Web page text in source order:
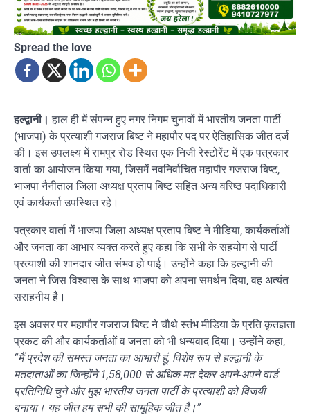
Spread the love
हल्द्वानी।हाल ही में संपन्न हुए नगर निगम चुनावों में भारतीय जनता पार्टी
(भाजपा) के प्रत्याशी गजराज बिष्ट ने महापौर पद पर ऐतिहासिक जीत दर्ज
की। इस उपलक्ष्य में रामपुर रोड स्थित एक निजी रेस्टोरेंट में एक पत्रकार
वार्ता का आयोजन किया गया, जिसमें नवनिर्वाचित महापौर गजराज बिष्ट,
भाजपा नैनीताल जिला अध्यक्ष प्रताप बिष्ट सहित अन्य वरिष्ठ पदाधिकारी
एवं कार्यकर्ता उपस्थित रहे।
पत्रकार वार्ता में भाजपा जिला अध्यक्ष प्रताप बिष्ट ने मीडिया, कार्यकर्ताओं
और जनता का आभार व्यक्त करते हुए कहा कि सभी के सहयोग से पार्टी
प्रत्याशी की शानदार जीत संभव हो पाई। उन्होंने कहा कि हल्द्वानी की
जनता ने जिस विश्वास के साथ भाजपा को अपना समर्थन दिया, वह अत्यंत
सराहनीय है।
इस अवसर पर महापौर गजराज बिष्ट ने चौथे स्तंभ मीडिया के प्रति कृतज्ञता
प्रकट की और कार्यकर्ताओं व जनता को भी धन्यवाद दिया। उन्होंने कहा,
“मैं प्रदेश की समस्त जनता का आभारी हूं, विशेष रूप से हल्द्वानी के
मतदाताओं का जिन्होंने 1,58,000 से अधिक मत देकर अपने-अपने वार्ड
प्रतिनिधि चुने और मुझ भारतीय जनता पार्टी के प्रत्याशी को विजयी
बनाया। यह जीत हम सभी की सामूहिक जीत है।”